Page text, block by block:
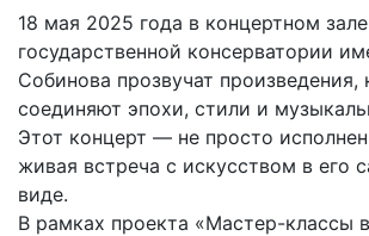
18 мая 2025 года в концертном
государственной консерватории
Собинова прозвучат произведения,
соединяют эпохи, стили и
Этот концерт — не просто
живая встреча с искусством в его
виде.
В рамках проекта «Мастер-классы